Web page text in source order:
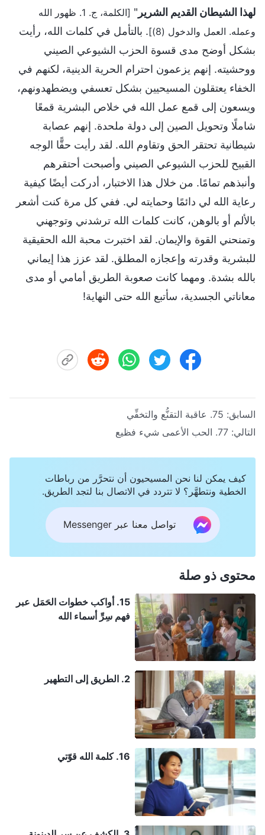
لهذا الشيطان القديم الشرير "
[الكلمة، ج. 1. ظهور الله
وعمله. العمل والدخول (8)]
. بالتأمل في كلمات الله، رأيت
بشكل أوضح مدى قسوة الحزب الشيوعي الصيني
ووحشيته. إنهم يزعمون احترام الحرية الدينية، لكنهم في
الخفاء يعتقلون المسيحيين بشكل تعسفي ويضطهدونهم،
ويسعون إلى قمع عمل الله في خلاص البشرية قمعًا
شاملًا وتحويل الصين إلى دولة ملحدة. إنهم عصابة
شيطانية تحتقر الحق وتقاوم الله. لقد رأيت حقًّا الوجه
القبيح للحزب الشيوعي الصيني وأصبحت أحتقرهم
وأنبذهم تمامًا. من خلال هذا الاختبار، أدركت أيضًا كيفية
رعاية الله لي دائمًا وحمايته لي. ففي كل مرة كنت أشعر
بالألم أو بالوهن، كانت كلمات الله ترشدني وتوجهني
وتمنحني القوة والإيمان. لقد اختبرت محبة الله الحقيقية
للبشرية وقدرته وإعجازه المطلق. لقد عزز هذا إيماني
بالله بشدة. ومهما كانت صعوبة الطريق أمامي أو مدى
معاناتي الجسدية، سأتبع الله حتى النهاية!
السابق: 75. عاقبة التقنُّع والتخفِّي
التالي: 77. الحب الأعمى شيء فظيع
كيف يمكن لنا نحن المسيحيون أن نتحرَّر من رباطات
الخطية ونتطهَّر؟ لا تتردد في الاتصال بنا لتجد الطريق.
تواصل معنا عبر Messenger
محتوى ذو صلة
15. أواكب خطوات الحَمَل عبر
فهم سِرِّ أسماء الله
2. الطريق إلى التطهير
16. كلمة الله قوّتي